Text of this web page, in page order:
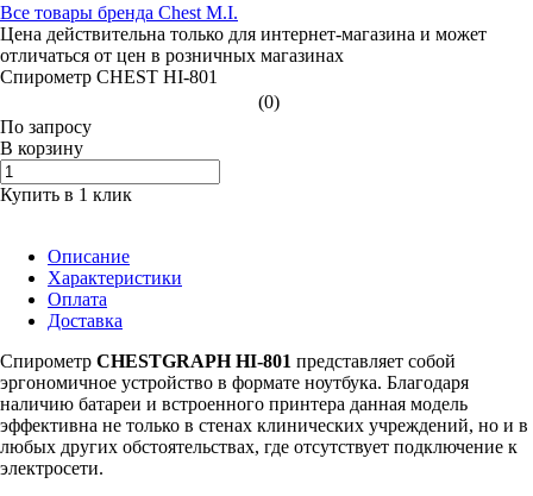
Все товары бренда Chest M.I.
Цена действительна только для интернет-магазина и может
отличаться от цен в розничных магазинах
Спирометр CHEST HI-801
(0)
По запросу
В корзину
Купить в 1 клик
Описание
Характеристики
Оплата
Доставка
Спирометр CHESTGRAPH HI-801 представляет собой
эргономичное устройство в формате ноутбука. Благодаря
наличию батареи и встроенного принтера данная модель
эффективна не только в стенах клинических учреждений, но и в
любых других обстоятельствах, где отсутствует подключение к
электросети.